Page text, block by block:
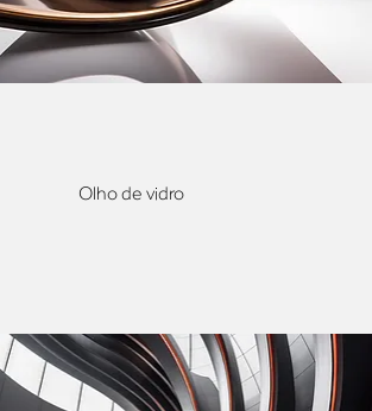
Olho de vidro